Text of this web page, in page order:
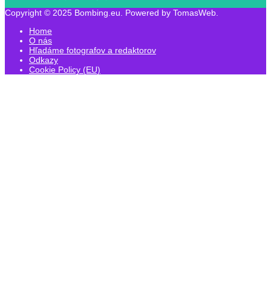
Copyright © 2025 Bombing.eu. Powered by TomasWeb.
Home
O nás
Hľadáme fotografov a redaktorov
Odkazy
Cookie Policy (EU)